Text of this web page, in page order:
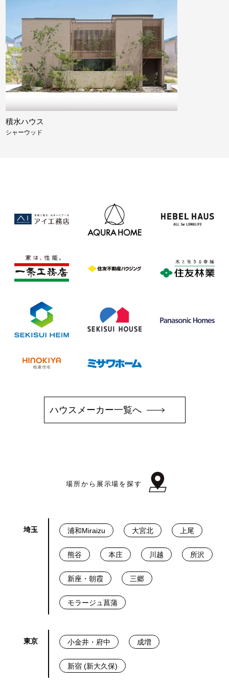
積水ハウス
シャーウッド
ハウスメーカー一覧へ
場所から展示場を探す
埼玉 浦和Miraizu 大宮北 上尾
熊谷 本庄 川越 所沢
新座・朝霞 三郷
モラージュ菖蒲
東京 小金井・府中 成増
新宿 (新大久保)